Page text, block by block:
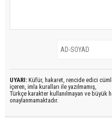
UYARI: Küfür, hakaret, rencide edici
içeren, imla kuralları ile yazılmamış,
Türkçe karakter kullanılmayan ve büyük
onaylanmamaktadır.